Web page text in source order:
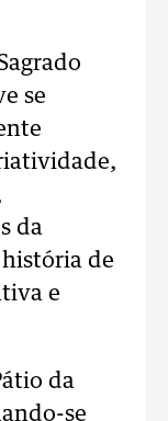
se
da
de
e
da
se